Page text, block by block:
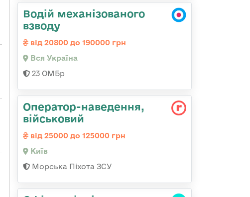
Водій механізованого
взводу
від 20800 до 190000 грн
Вся Україна
23 ОМБр
Оператор-наведення,
військовий
від 25000 до 125000 грн
Київ
Морська Піхота ЗСУ